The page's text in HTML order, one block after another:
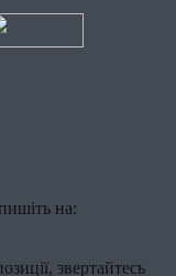
на:
звертайтесь